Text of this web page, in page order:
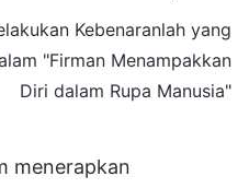
Kebenaranlah yang
"Firman Menampakkan
Diri dalam Rupa Manusia"
menerapkan